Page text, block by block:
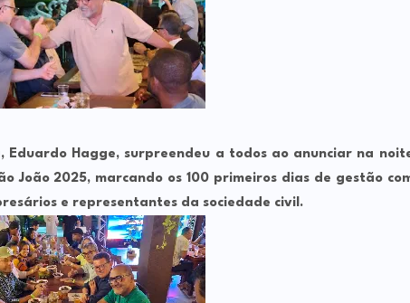
Eduardo Hagge, surpreendeu a todos ao anunciar na
João 2025, marcando os100 primeiros dias de gestão
e representantes da sociedade civil.